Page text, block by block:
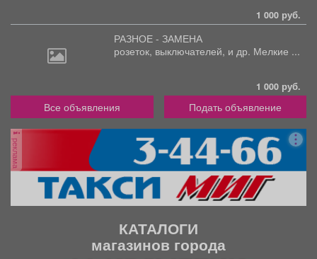
1 000 руб.
РАЗНОЕ - ЗАМЕНА
розеток, выключателей, и др. Мелкие ...
1 000 руб.
Все объявления Подать объявление
реклама
КАТАЛОГИ
магазинов города